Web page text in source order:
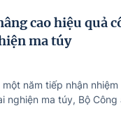
cao hiệu quả
ma túy
năm tiếp nhận
nghiện ma túy, Bộ